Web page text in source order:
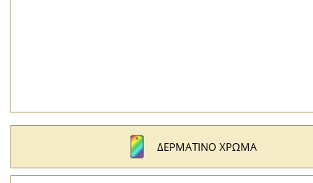
ΔΕΡΜΆΤΙΝΟ ΧΡΏΜΑ